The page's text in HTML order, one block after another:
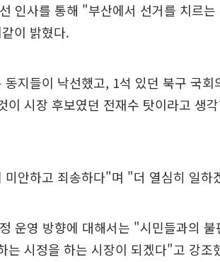
인사를 통해 "부산에서 선거를 치르
이 밝혔다.
지들이 낙선했고, 1석 있던 북구 국
이 시장 후보였던 전재수 탓이라고 생
미안하고 죄송하다"며 "더 열심히 일하
운영 방향에 대해서는 "시민들과의
는 시정을 하는 시장이 되겠다"고 강조